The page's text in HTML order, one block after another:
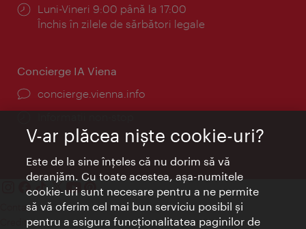
Program:
Luni-Vineri 9:00 până la 17:00
Închis în zilele de sărbători legale
Concierge IA Viena
concierge.vienna.info
Contact
Credits
V-ar plăcea nişte cookie-uri?
Este de la sine înţeles că nu dorim să vă
deranjăm. Cu toate acestea, aşa-numitele
cookie-uri sunt necesare pentru a ne permite
să vă oferim cel mai bun serviciu posibil şi
pentru a asigura funcţionalitatea paginilor de